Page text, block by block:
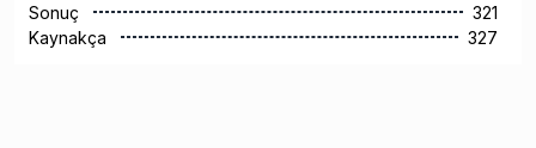
Sonuç
321
Kaynakça
327